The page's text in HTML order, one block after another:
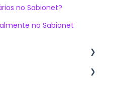
no Sabionet?
no Sabionet